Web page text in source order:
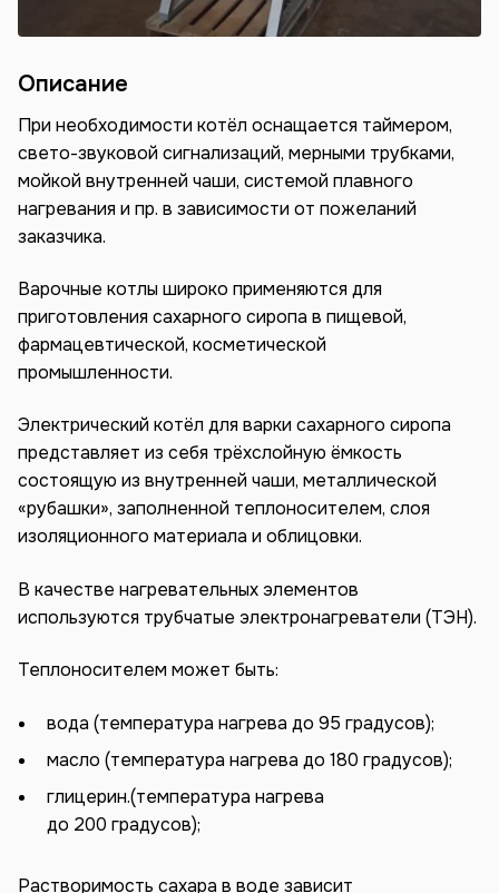
Описание
При необходимости котёл оснащается таймером,
свето-звуковой сигнализаций, мерными трубками,
мойкой внутренней чаши, системой плавного
нагревания и пр. в зависимости от пожеланий
заказчика.
Варочные котлы широко применяются для
приготовления сахарного сиропа в пищевой,
фармацевтической, косметической
промышленности.
Электрический котёл для варки сахарного сиропа
представляет из себя трёхслойную ёмкость
состоящую из внутренней чаши, металлической
«рубашки», заполненной теплоносителем, слоя
изоляционного материала и облицовки.
В качестве нагревательных элементов
используются трубчатые электронагреватели (ТЭН).
Теплоносителем может быть:
вода (температура нагрева до 95 градусов);
масло (температура нагрева до 180 градусов);
глицерин.(температура нагрева
до 200 градусов);
Растворимость сахара в воде зависит